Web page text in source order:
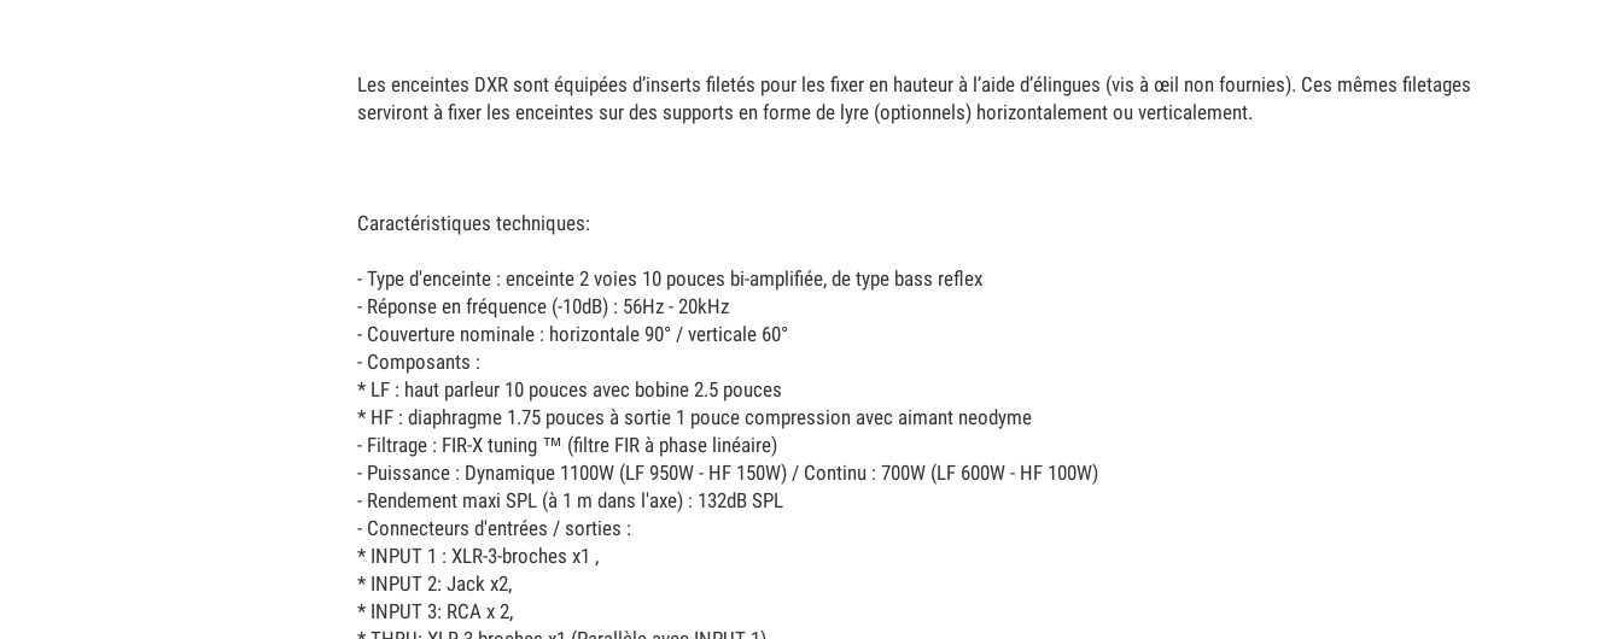
Les enceintes DXR sont équipées d’inserts filetés pour les fixer en hauteur à l’aide d’élingues (vis à œil non fournies). Ces mêmes filetages
serviront à fixer les enceintes sur des supports en forme de lyre (optionnels) horizontalement ou verticalement.
Caractéristiques techniques:
- Type d'enceinte : enceinte 2 voies 10 pouces bi-amplifiée, de type bass reflex
- Réponse en fréquence (-10dB) : 56Hz - 20kHz
- Couverture nominale : horizontale 90° / verticale 60°
- Composants :
* LF : haut parleur 10 pouces avec bobine 2.5 pouces
* HF : diaphragme 1.75 pouces à sortie 1 pouce compression avec aimant neodyme
- Filtrage : FIR-X tuning ™ (filtre FIR à phase linéaire)
- Puissance : Dynamique 1100W (LF 950W - HF 150W) / Continu : 700W (LF 600W - HF 100W)
- Rendement maxi SPL (à 1 m dans l'axe) : 132dB SPL
- Connecteurs d'entrées / sorties :
* INPUT 1 : XLR-3-broches x1 ,
* INPUT 2: Jack x2,
* INPUT 3: RCA x 2,